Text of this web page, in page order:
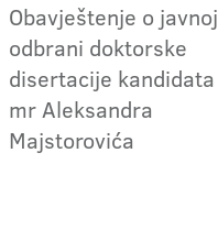
Obavještenje o javnoj
odbrani doktorske
disertacije kandidata
mr Aleksandra
Majstorovića